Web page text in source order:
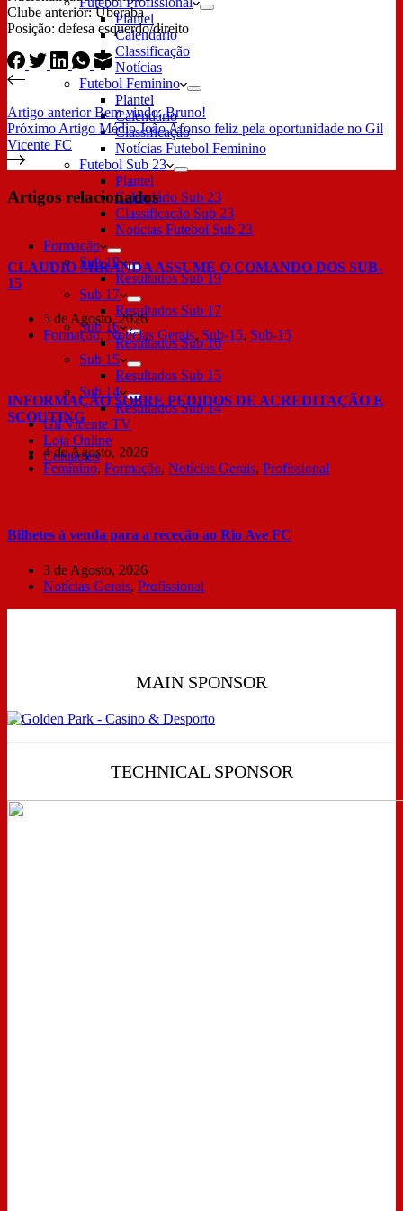
Plantel
Calendário
Classificação
Notícias
Futebol Feminino
Plantel
Calendário
Classificação
Notícias Futebol Feminino
Futebol Sub 23
Plantel
Calendário Sub 23
Classificação Sub 23
Notícias Futebol Sub 23
Formação
Sub 19
Resultados Sub 19
Sub 17
Resultados Sub 17
Sub 16
Resultados Sub 16
Sub 15
Resultados Sub 15
Sub 14
Resultados Sub 14
Gil Vicente TV
Loja Online
Contactos
Clube anterior: Uberaba
Posição: defesa esquerdo/direito
Artigo anteriorBem-vindo, Bruno!
Próximo Artigo Médio João Afonso feliz pela oportunidade no Gil
Vicente FC
Artigos relacionados
CLÁUDIO MIRANDA ASSUME O COMANDO DOS SUB-
15
5 de Agosto, 2026
Formação,Notícias Gerais, Sub-15, Sub-15
INFORMAÇÃO SOBRE PEDIDOS DE ACREDITAÇÃO E
SCOUTING
4 de Agosto, 2026
Feminino, Formação, Notícias Gerais, Profissional
Bilhetes à venda para a receção ao Rio Ave FC
3 de Agosto, 2026
Notícias Gerais, Profissional
MAIN SPONSOR
TECHNICAL SPONSOR